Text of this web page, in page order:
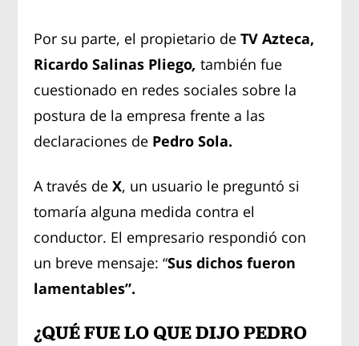
Por su parte, el propietario deTV Azteca,
Ricardo Salinas Pliego,también fue
cuestionado en redes sociales sobre la
postura de la empresa frente a las
declaraciones de Pedro Sola.
A través deX, un usuario le preguntó si
tomaría alguna medida contra el
conductor. El empresario respondió con
un breve mensaje: “Sus dichos fueron
lamentables”.
¿QUÉ FUE LO QUE DIJO PEDRO